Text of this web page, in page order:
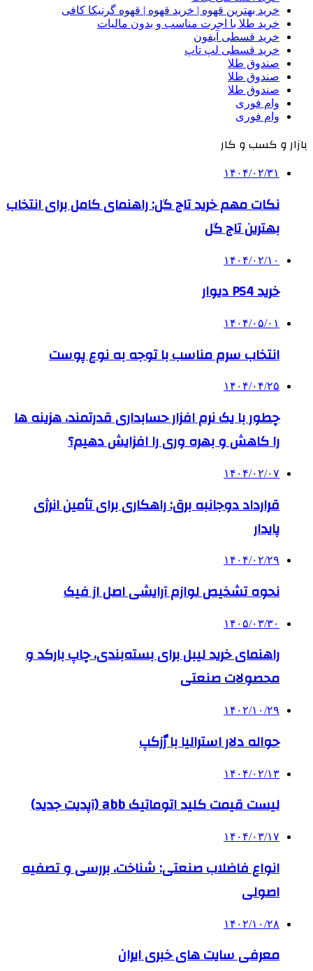
خرید بهترین قهوه | خرید قهوه | قهوه گرنیکا کافی
خرید طلا با اجرت مناسب و بدون مالیات
خرید قسطی آیفون
خرید قسطی لپ تاپ
صندوق طلا
صندوق طلا
صندوق طلا
وام فوری
وام فوری
بازار و کسب و کار
۱۴۰۴/۰۲/۳۱
نکات مهم خرید تاج گل: راهنمای کامل برای انتخاب
بهترین تاج گل
۱۴۰۴/۰۲/۱۰
خرید PS4 دیوار
۱۴۰۴/۰۵/۰۱
انتخاب سرم مناسب با توجه به نوع پوست
۱۴۰۴/۰۴/۲۵
چطور با یک نرم افزار حسابداری قدرتمند، هزینه ها
را کاهش و بهره وری را افزایش دهیم؟
۱۴۰۴/۰۲/۰۷
قرارداد دوجانبه برق: راهکاری برای تأمین انرژی
پایدار
۱۴۰۴/۰۲/۲۹
نحوه تشخیص لوازم آرایشی اصل از فیک
۱۴۰۵/۰۳/۳۰
راهنمای خرید لیبل برای بسته‌بندی، چاپ بارکد و
محصولات صنعتی
۱۴۰۲/۱۰/۲۹
حواله دلار استرالیا با رٌزکپ
۱۴۰۴/۰۲/۱۳
لیست قیمت کلید اتوماتیک abb (آپدیت جدید)
۱۴۰۴/۰۳/۱۷
انواع فاضلاب صنعتی: شناخت، بررسی و تصفیه
اصولی
۱۴۰۲/۱۰/۲۸
معرفی سایت های خبری ایران